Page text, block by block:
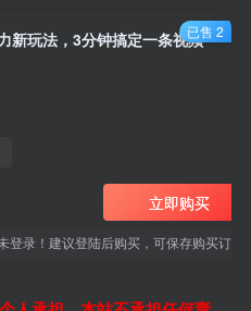
新玩法，3分钟搞定一条视频
立即购买
登录！建议登陆后购买，可保存购买订单
已售 2